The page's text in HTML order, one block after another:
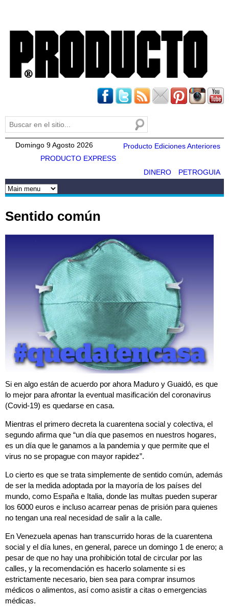
Formulario de búsqueda
Buscar
Domingo 9 Agosto 2026
Producto Ediciones Anteriores
PRODUCTO EXPRESS
PETROGUIA
DINERO
Sentido común
Si en algo están de acuerdo por ahora Maduro y Guaidó, es que
lo mejor para afrontar la eventual masificación del coronavirus
(Covid-19) es quedarse en casa.
Mientras el primero decreta la cuarentena social y colectiva, el
segundo afirma que “un día que pasemos en nuestros hogares,
es un día que le ganamos a la pandemia y que permite que el
virus no se propague con mayor rapidez”.
Lo cierto es que se trata simplemente de sentido común, además
de ser la medida adoptada por la mayoría de los países del
mundo, como España e Italia, donde las multas pueden superar
los 6000 euros e incluso acarrear penas de prisión para quienes
no tengan una real necesidad de salir a la calle.
En Venezuela apenas han transcurrido horas de la cuarentena
social y el día lunes, en general, parece un domingo 1 de enero; a
pesar de que no hay una prohibición total de circular por las
calles, y la recomendación es hacerlo solamente si es
estrictamente necesario, bien sea para comprar insumos
médicos o alimentos, así como asistir a citas o emergencias
médicas.